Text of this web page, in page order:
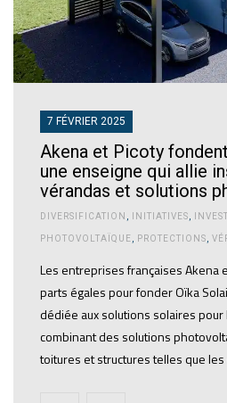
7 FÉVRIER 2025
Akena et Picoty fondent
une enseigne qui allie
vérandas et solutions
DIVERSIFICATION , INITIATIVES,
PHOTOVOLTAÏQUE, PROTECTIONS,
Les entreprises françaises Akena
parts égales pour fonder Oïka
dédiée aux solutions solaires pour
combinant des solutions
toitures et structures telles que